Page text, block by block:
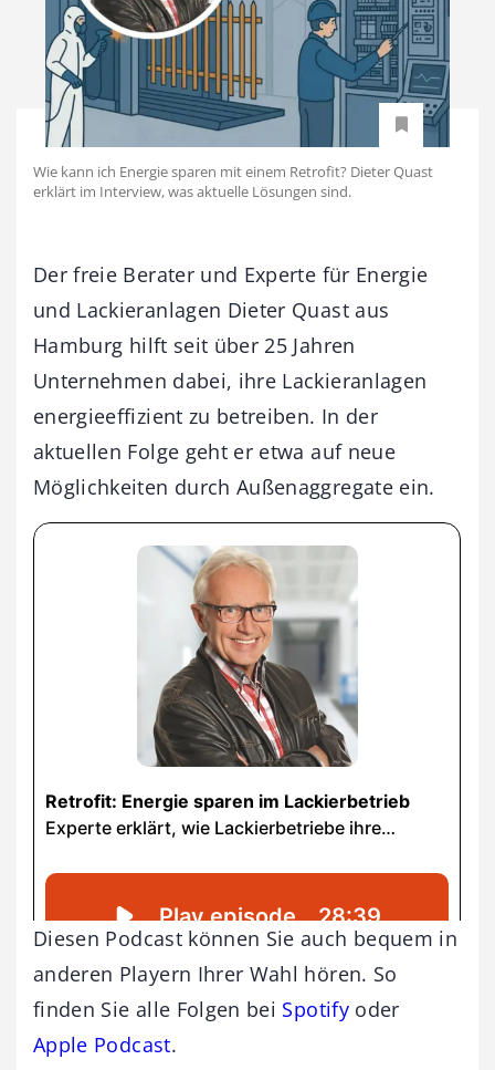
Wie kann ich Energie sparen mit einem Retrofit? Dieter Quast
erklärt im Interview, was aktuelle Lösungen sind.
Der freie Berater und Experte für Energie
und Lackieranlagen Dieter Quast aus
Hamburg hilft seit über 25 Jahren
Unternehmen dabei, ihre Lackieranlagen
energieeffizient zu betreiben. In der
aktuellen Folge geht er etwa auf neue
Möglichkeiten durch Außenaggregate ein.
Diesen Podcast können Sie auch bequem in
anderen Playern Ihrer Wahl hören. So
finden Sie alle Folgen bei Spotifyoder
Apple Podcast.